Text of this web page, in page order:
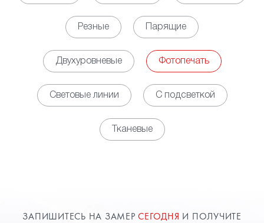
Резные Парящие
Двухуровневые Фотопечать
Световые линии С подсветкой
Тканевые
ЗАПИШИТЕСЬ НА ЗАМЕРСЕГОДНЯ И ПОЛУЧИТЕ